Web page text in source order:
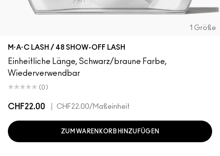
1 Größe
M·A·C LASH / 48 SHOW-OFF LASH
Einheitliche Länge, Schwarz/braune Farbe,
Wiederverwendbar
(0)
CHF22.00 CHF22.00/Maßeinheit
ZUM WARENKORB HINZUFÜGEN